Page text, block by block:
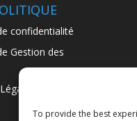
To provide the best
confidentialité
Gestion des